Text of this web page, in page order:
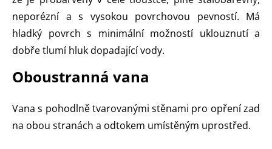
neporézní a s vysokou povrchovou pevností. Má
hladký povrch s minimální možností uklouznutí a
dobře tlumí hluk dopadající vody.
Oboustranná vana
Vana s pohodlně tvarovanými stěnami pro opření zad
na obou stranách a odtokem umístěným uprostřed.